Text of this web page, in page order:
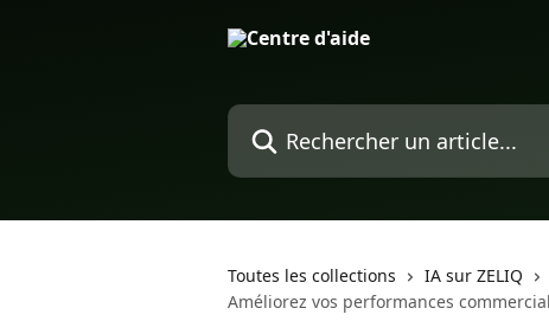
Rechercher un article...
Toutes les collections
IA sur ZELIQ
Améliorez vos performances